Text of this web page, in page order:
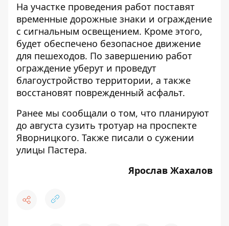
На участке проведения работ поставят
временные дорожные знаки и ограждение
с сигнальным освещением. Кроме этого,
будет обеспечено безопасное движение
для пешеходов. По завершению работ
ограждение уберут и проведут
благоустройство территории, а также
восстановят поврежденный асфальт.
Ранее мы сообщали о том, что планируют
до августа сузить тротуар на проспекте
Яворницкого. Также писали о сужении
улицы Пастера.
Ярослав Жахалов